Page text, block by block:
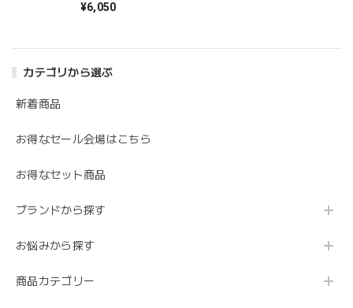
カテゴリから選ぶ
新着商品
お得なセール会場はこちら
お得なセット商品
ブランドから探す
お悩みから探す
商品カテゴリー
¥6,050